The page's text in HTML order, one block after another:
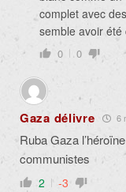
complet avec
semble avoir
0 0
Gaza délivre 6
Ruba Gaza
communistes
2 -3